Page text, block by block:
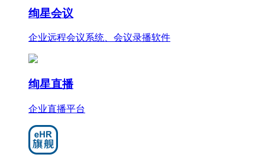
绚星会议
企业远程会议系统、会议录播软件
绚星直播
企业直播平台